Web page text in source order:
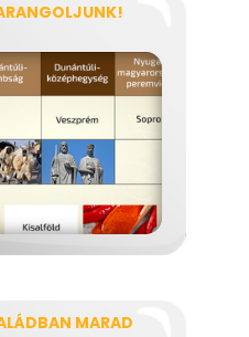
MARAD